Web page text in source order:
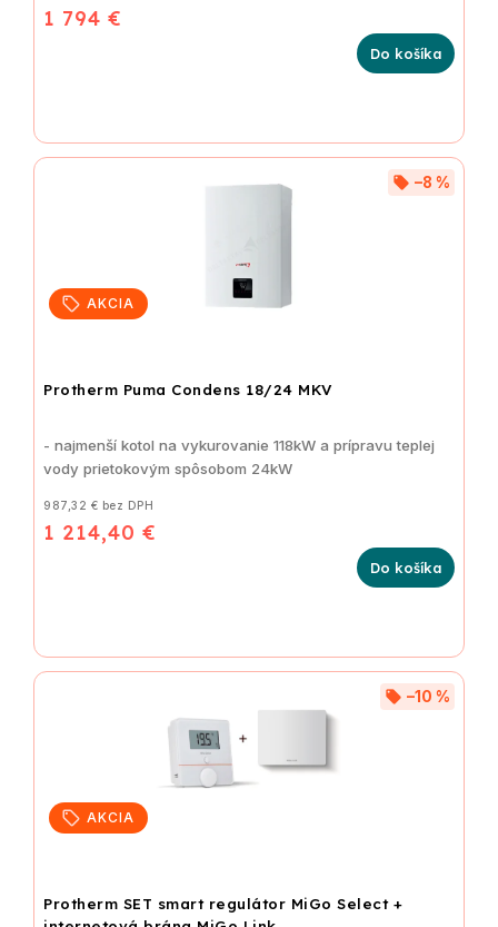
1 794 €
Do košíka
AKCIA
Protherm Puma Condens 18/24 MKV
–8 %
987,32 € bez DPH
1 214,40 €
Do košíka
- najmenší kotol na vykurovanie 118kW a prípravu teplej
vody prietokovým spôsobom 24kW
AKCIA
Protherm SET smart regulátor MiGo Select +
–10 %